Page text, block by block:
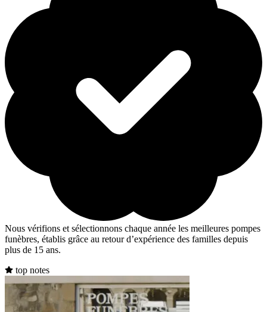
Nous vérifions et sélectionnons chaque année les meilleures pompes
funèbres, établis grâce au retour d’expérience des familles depuis
plus de 15 ans.
top notes